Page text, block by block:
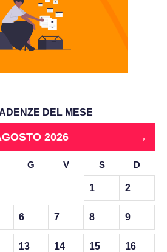
DEL MESE
2026 →
G V S D
1 2
6 7 8 9
13 14 15 16